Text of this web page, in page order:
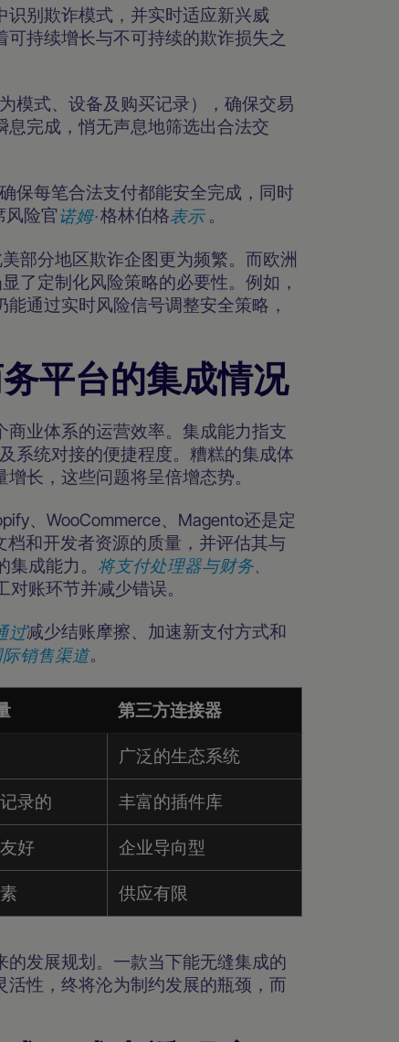
别欺诈模式，并实时适应新兴威
持续增长与不可持续的欺诈损失之
模式、设备及购买记录），确保交易
完成，悄无声息地筛选出合法交
保每笔合法支付都能安全完成，同时
风险官诺姆·格林伯格表示 。
部分地区欺诈企图更为频繁。而欧洲
了定制化风险策略的必要性。例如，
通过实时风险信号调整安全策略，
平台的集成情况
业体系的运营效率。集成能力指支
系统对接的便捷程度。糟糕的集成体
长，这些问题将呈倍增态势。
、WooCommerce、Magento还是定
档和开发者资源的质量，并评估其与
成能力。 将支付处理器与财务、
对账环节并减少错误。
过减少结账摩擦、加速新支付方式和
际销售渠道。
第三方连接器
广泛的生态系统
录的 丰富的插件库
好 企业导向型
供应有限
发展规划。一款当下能无缝集成的
性，终将沦为制约发展的瓶颈，而